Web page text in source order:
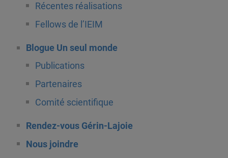
Récentes réalisations
Fellows de l’IEIM
Blogue Un seul monde
Publications
Partenaires
Comité scientifique
Rendez-vous Gérin-Lajoie
Nous joindre